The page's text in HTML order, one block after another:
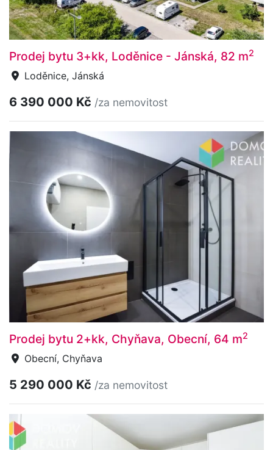
Prodej bytu 3+kk, Loděnice - Jánská, 82 m2
Loděnice, Jánská
6 390 000 Kč /za nemovitost
Prodej bytu 2+kk, Chyňava, Obecní, 64 m2
Obecní, Chyňava
5 290 000 Kč /za nemovitost